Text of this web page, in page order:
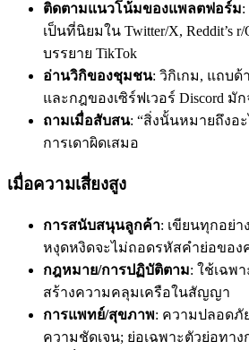
ติดตามแนวโน้มของแพลตฟอร์ม
เป็นที่นิยมใน Twitter/X, Reddit’s
บรรยาย TikTok
อ่านวิกิของชุมชน: วิกิเกม, แถบด้
และกฎของเซิร์ฟเวอร์ Discord
ถามเมื่อสับสน: “สิ่งนั้นหมายถึงอ
การเดาผิดเสมอ
เมื่อความเสี่ยงสูง
การสนับสนุนลูกค้า: เขียนทุกอย่
หงุดหงิดจะไม่ถอดรหัสคำย่อขอ
กฎหมาย/การปฏิบัติตาม: ใช้เฉพ
สร้างความคลุมเครือในสัญญา
การแพทย์/สุขภาพ: ความปลอดภั
ความชัดเจน; ย่อเฉพาะตัวย่อทา